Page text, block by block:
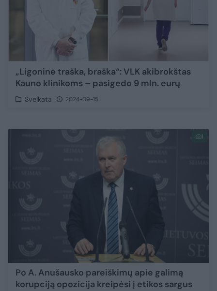
„Ligoninė traška, braška“: VLK akibrokštas
Kauno klinikoms – pasigedo 9 mln. eurų
Sveikata 2024-09-15
1
Po A. Anušausko pareiškimų apie galimą
korupciją opozicija kreipėsi į etikos sargus